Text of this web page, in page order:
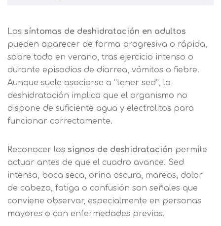
Los síntomas de deshidratación en adultos
pueden aparecer de forma progresiva o rápida,
sobre todo en verano, tras ejercicio intenso o
durante episodios de diarrea, vómitos o fiebre.
Aunque suele asociarse a “tener sed”, la
deshidratación implica que el organismo no
dispone de suficiente agua y electrolitos para
funcionar correctamente.
Reconocer los signos de deshidratación permite
actuar antes de que el cuadro avance. Sed
intensa, boca seca, orina oscura, mareos, dolor
de cabeza, fatiga o confusión son señales que
conviene observar, especialmente en personas
mayores o con enfermedades previas.